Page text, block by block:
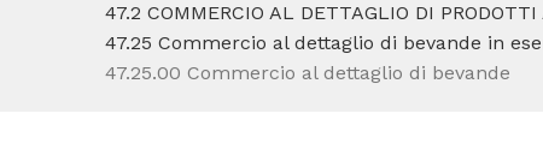
47.2 COMMERCIO AL DETTAGLIO DI
47.25 Commercio al dettaglio di bevande in
47.25.00 Commercio al dettaglio di bevande